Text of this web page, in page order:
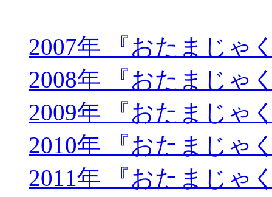
2007年 『おたまじゃ
2008年 『おたまじゃ
2009年 『おたまじゃ
2010年 『おたまじゃ
2011年 『おたまじゃ